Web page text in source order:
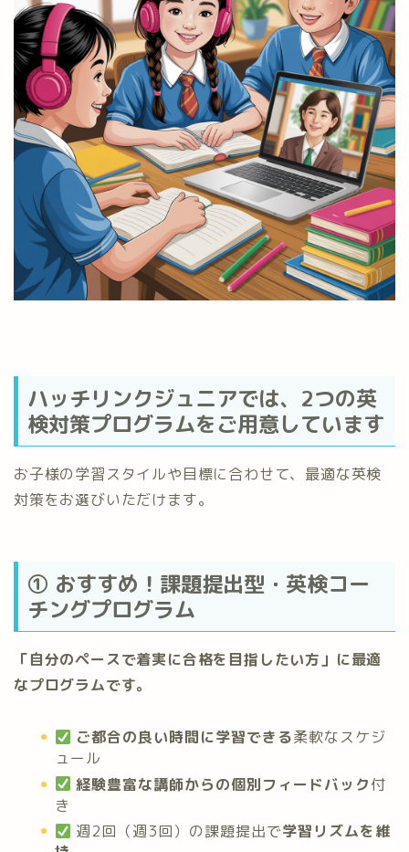
ハッチリンクジュニアでは、2つの英
検対策プログラムをご用意しています
お子様の学習スタイルや目標に合わせて、最適な英検
対策をお選びいただけます。
① おすすめ！課題提出型・英検コー
チングプログラム
「自分のペースで着実に合格を目指したい方」に最適
なプログラムです。
ご都合の良い時間に学習できる柔軟なスケジ
ュール
経験豊富な講師からの個別フィードバック付
き
週2回（週3回）の課題提出で学習リズムを維